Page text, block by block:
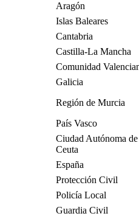
Aragón
Islas Baleares
Cantabria
Castilla-La Mancha
Comunidad
Galicia
Región de Murcia
País Vasco
Ciudad Autónoma de
Ceuta
España
Protección Civil
Policía Local
Guardia Civil